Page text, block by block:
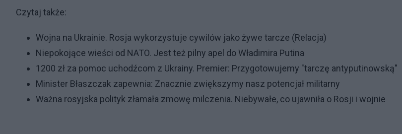
Czytaj także:
Wojna na Ukrainie. Rosja wykorzystuje cywilów jako żywe tarcze (Relacja)
Niepokojące wieści od NATO. Jest też pilny apel do Władimira Putina
1200 zł za pomoc uchodźcom z Ukrainy. Premier: Przygotowujemy "tarczę antyputinowską"
Minister Błaszczak zapewnia: Znacznie zwiększymy nasz potencjał militarny
Ważna rosyjska polityk złamała zmowę milczenia. Niebywałe, co ujawniła o Rosji i wojnie